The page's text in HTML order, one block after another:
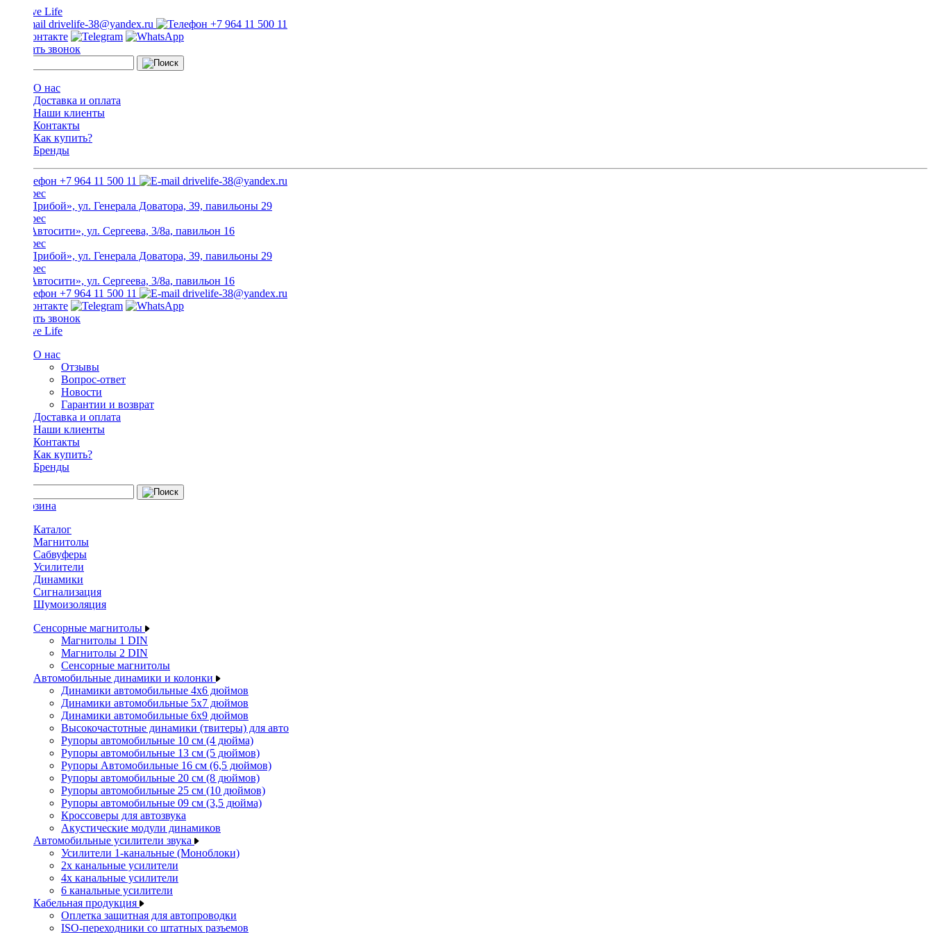
drivelife-38@yandex.ru +7 964 11 500 11
Заказать звонок
О нас
Доставка и оплата
Наши клиенты
Контакты
Как купить?
Бренды
+7 964 11 500 11 drivelife-38@yandex.ru
ТЦ «Прибой», ул. Генерала Доватора, 39, павильоны 29
ТЦ «Автосити», ул. Сергеева, 3/8а, павильон 16
ТЦ «Прибой», ул. Генерала Доватора, 39, павильоны 29
ТЦ «Автосити», ул. Сергеева, 3/8а, павильон 16
+7 964 11 500 11
drivelife-38@yandex.ru
Заказать звонок
О нас
Отзывы
Вопрос-ответ
Новости
Гарантии и возврат
Доставка и оплата
Наши клиенты
Контакты
Как купить?
Бренды
Каталог
Магнитолы
Сабвуферы
Усилители
Динамики
Сигнализация
Шумоизоляция
Сенсорные магнитолы
Магнитолы 1 DIN
Магнитолы 2 DIN
Сенсорные магнитолы
Автомобильные динамики и колонки
Динамики автомобильные 4x6 дюймов
Динамики автомобильные 5x7 дюймов
Динамики автомобильные 6x9 дюймов
Высокочастотные динамики (твитеры) для авто
Рупоры автомобильные 10 см (4 дюйма)
Рупоры автомобильные 13 см (5 дюймов)
Рупоры Автомобильные 16 см (6,5 дюймов)
Рупоры автомобильные 20 см (8 дюймов)
Рупоры автомобильные 25 см (10 дюймов)
Рупоры автомобильные 09 см (3,5 дюйма)
Кроссоверы для автозвука
Акустические модули динамиков
Автомобильные усилители звука
Усилители 1-канальные (Моноблоки)
2х канальные усилители
4х канальные усилители
6 канальные усилители
Кабельная продукция
Оплетка защитная для автопроводки
ISO-переходники со штатных разъемов